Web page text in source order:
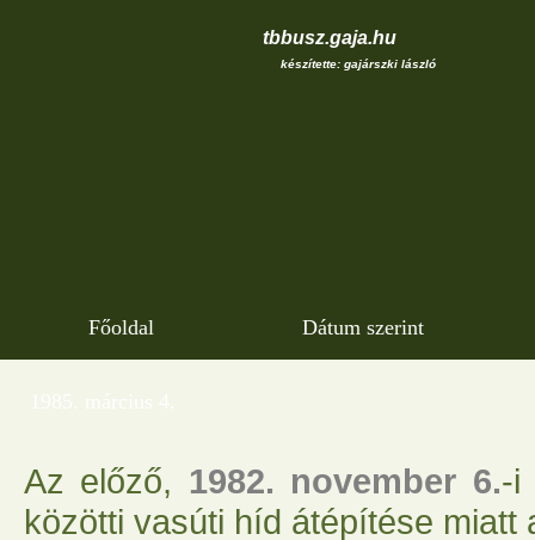
tbbusz.gaja.hu
készítette: gajárszki lászló
Főoldal Dátum szerint
Az előző, 1982. november 6.-i
közötti vasúti híd átépítése